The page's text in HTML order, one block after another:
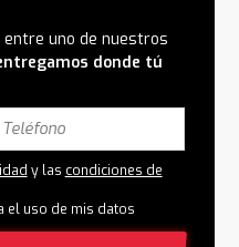
entre uno de nuestros
donde tú
y las condiciones de
el uso de mis datos